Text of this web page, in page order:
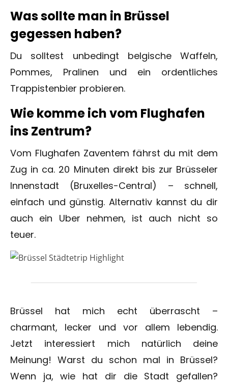
Was sollte man in Brüssel
gegessen haben?
Du solltest unbedingt belgische Waffeln,
Pommes, Pralinen und ein ordentliches
Trappistenbier probieren.
Wie komme ich vom Flughafen
ins Zentrum?
Vom Flughafen Zaventem fährst du mit dem
Zug in ca. 20 Minuten direkt bis zur Brüsseler
Innenstadt (Bruxelles-Central) – schnell,
einfach und günstig. Alternativ kannst du dir
auch ein Uber nehmen, ist auch nicht so
teuer.
Brüssel hat mich echt überrascht –
charmant, lecker und vor allem lebendig.
Jetzt interessiert mich natürlich deine
Meinung! Warst du schon mal in Brüssel?
Wenn ja, wie hat dir die Stadt gefallen?